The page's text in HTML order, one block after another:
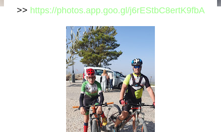
>> https://photos.app.goo.gl/j6rEStbC8ertK9fbA